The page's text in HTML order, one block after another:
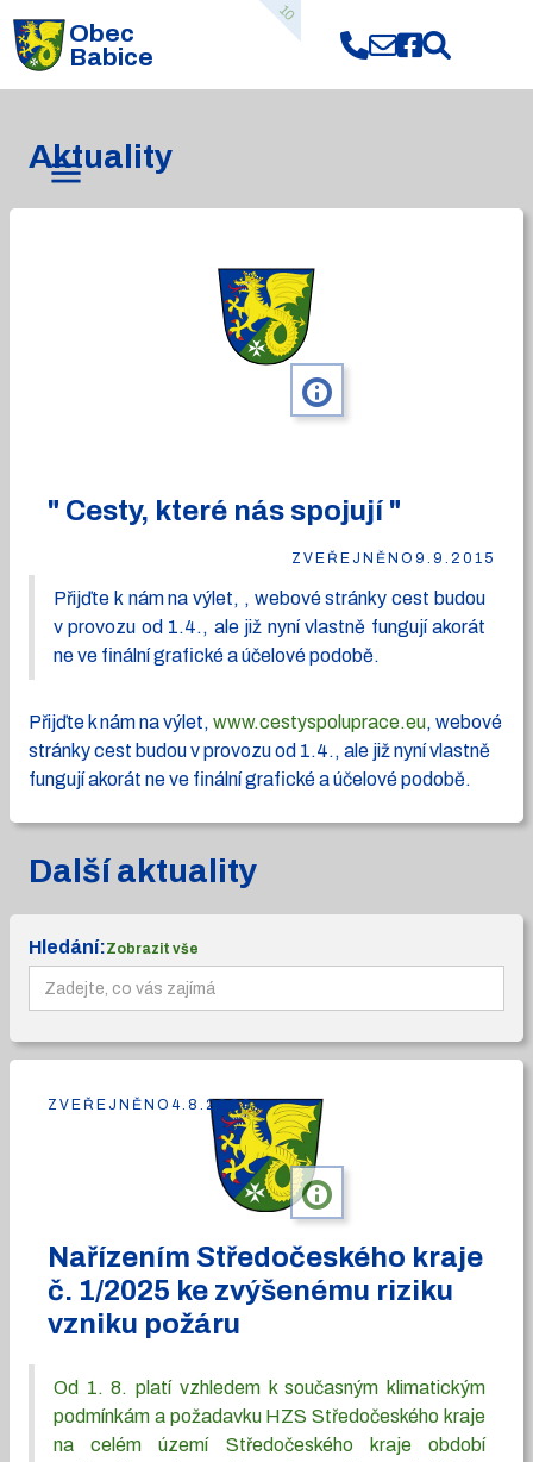
Obec
Babice
10
Aktuality
info
" Cesty, které nás spojují "
ZVEŘEJNĚNO 9.9.2015
Přijďte k nám na výlet, , webové stránky cest budou
v provozu od 1.4., ale již nyní vlastně fungují akorát
ne ve finální grafické a účelové podobě.
Přijďte k nám na výlet, www.cestyspoluprace.eu, webové
stránky cest budou v provozu od 1.4., ale již nyní vlastně
fungují akorát ne ve finální grafické a účelové podobě.
Další aktuality
Hledání:Zobrazit vše
info
Nařízením Středočeského kraje
č. 1/2025 ke zvýšenému riziku
vzniku požáru
Od 1. 8. platí vzhledem k současným klimatickým
podmínkám a požadavku HZS Středočeského kraje
na celém území Středočeského kraje období
ZVEŘEJNĚNO 4.8.2026